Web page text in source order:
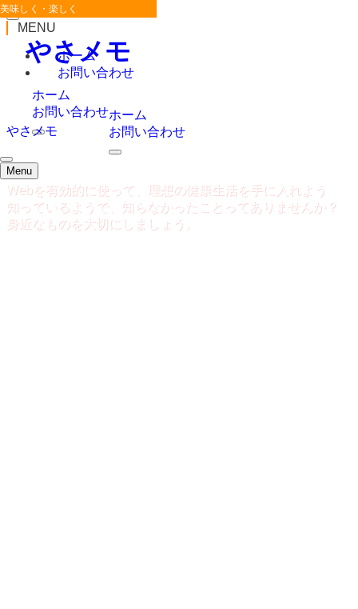
MENU
ホーム
お問い合わせ
美味しく・楽しく・健康になろう
やさメモ
ホーム
お問い合わせ
Menu
やさメモ
ホーム
お問い合わせ
Webを有効的に使って、理想の健康生活を手に入れよう
知っているようで、知らなかったことってありませんか？
身近なものを大切にしましょう。